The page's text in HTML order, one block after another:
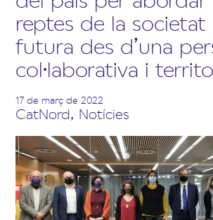
reptes de la societat
futura des d’una
col·laborativa i
17 de març de 2022
CatNord, Notícies